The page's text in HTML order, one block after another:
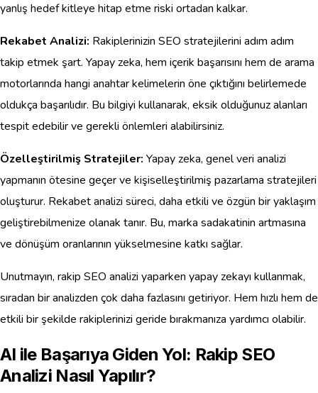
yanlış hedef kitleye hitap etme riski ortadan kalkar.
Rekabet Analizi: Rakiplerinizin SEO stratejilerini adım adım
takip etmek şart. Yapay zeka, hem içerik başarısını hem de arama
motorlarında hangi anahtar kelimelerin öne çıktığını belirlemede
oldukça başarılıdır. Bu bilgiyi kullanarak, eksik olduğunuz alanları
tespit edebilir ve gerekli önlemleri alabilirsiniz.
Özelleştirilmiş Stratejiler: Yapay zeka, genel veri analizi
yapmanın ötesine geçer ve kişiselleştirilmiş pazarlama stratejileri
oluşturur. Rekabet analizi süreci, daha etkili ve özgün bir yaklaşım
geliştirebilmenize olanak tanır. Bu, marka sadakatinin artmasına
ve dönüşüm oranlarının yükselmesine katkı sağlar.
Unutmayın, rakip SEO analizi yaparken yapay zekayı kullanmak,
sıradan bir analizden çok daha fazlasını getiriyor. Hem hızlı hem de
etkili bir şekilde rakiplerinizi geride bırakmanıza yardımcı olabilir.
AI ile Başarıya Giden Yol: Rakip SEO
Analizi Nasıl Yapılır?